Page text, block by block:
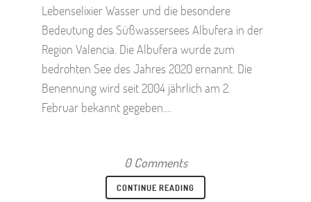
Lebenselixier Wasser und die besondere
Bedeutung des Süßwassersees Albufera in der
Region Valencia. Die Albufera wurde zum
bedrohten See des Jahres 2020 ernannt. Die
Benennung wird seit 2004 jährlich am 2.
Februar bekannt gegeben....
0 Comments
CONTINUE READING